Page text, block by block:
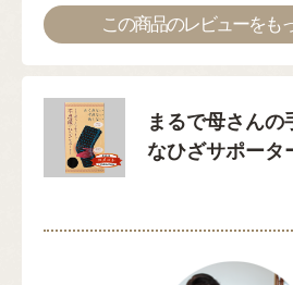
この商品のレビューをも
まるで母さんの
なひざサポータ